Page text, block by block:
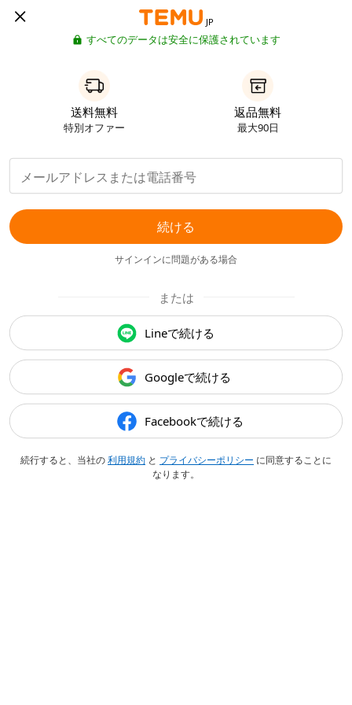
JP
すべてのデータは安全に保護されています
送料無料
特別オファー
返品無料
最大90日
続ける
サインインに問題がある場合
または
Lineで続ける
Googleで続ける
Facebookで続ける
続行すると、当社の利用規約 と プライバシーポリシー に同意することに
なります。